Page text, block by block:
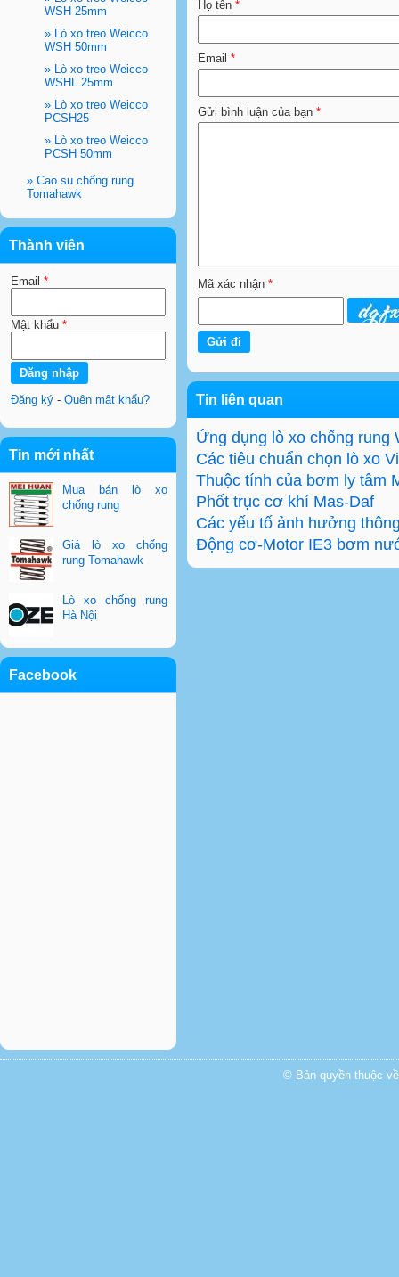
Họ tên *
Email *
Gửi bình luận của bạn *
Mã xác nhận *
Tin liên quan
Ứng dụng lò xo chống rung
Các tiêu chuẩn chọn lò xo
Thuộc tính của bơm ly tâm
Phốt trục cơ khí Mas-Daf
Các yếu tố ảnh hưởng
Động cơ-Motor IE3 bơm
WSH 25mm
» Lò xo treo Weicco
WSH 50mm
» Lò xo treo Weicco
WSHL 25mm
» Lò xo treo Weicco
PCSH25
» Lò xo treo Weicco
PCSH 50mm
» Cao su chống rung
Tomahawk
Thành viên
Email *
Mật khẩu *
Đăng ký - Quên mật khẩu?
Tin mới nhất
Mua bán lò xo
chống rung
Giá lò xo chống
rung Tomahawk
Lò xo chống rung
Hà Nội
Facebook
© Bản quyền thuộc